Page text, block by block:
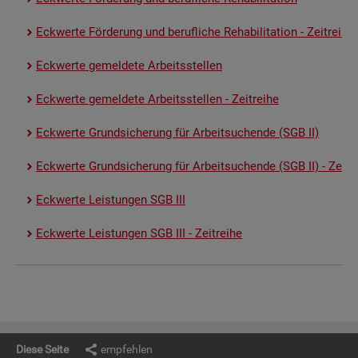
Eck­wer­te För­de­rung und be­ruf­li­che Re­ha­bi­li­ta­ti­on - Zeit­rei­he
Eck­wer­te ge­mel­de­te Ar­beits­stel­len
Eck­wer­te ge­mel­de­te Ar­beits­stel­len - Zeit­rei­he
Eck­wer­te Grund­si­che­rung für Ar­beit­su­chen­de (SGB II)
Eck­wer­te Grund­si­che­rung für Ar­beit­su­chen­de (SGB II) -
Eck­wer­te Leis­tun­gen SGB III
Eck­wer­te Leis­tun­gen SGB III - Zeit­rei­he
Diese Seite empfehlen